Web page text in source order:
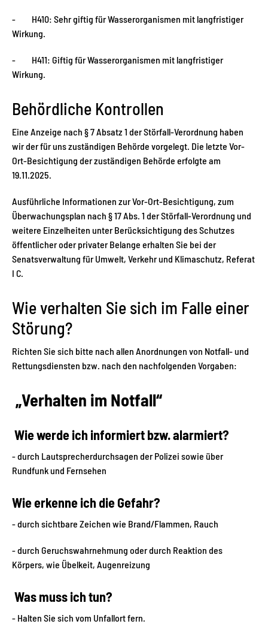
- H410: Sehr giftig für Wasserorganismen mit langfristiger
Wirkung.
- H411: Giftig für Wasserorganismen mit langfristiger
Wirkung.
Behördliche Kontrollen
Eine Anzeige nach § 7 Absatz 1 der Störfall-Verordnung haben
wir der für uns zuständigen Behörde vorgelegt. Die letzte Vor-
Ort-Besichtigung der zuständigen Behörde erfolgte am
19.11.2025.
Ausführliche Informationen zur Vor-Ort-Besichtigung, zum
Überwachungsplan nach § 17 Abs. 1 der Störfall-Verordnung und
weitere Einzelheiten unter Berücksichtigung des Schutzes
öffentlicher oder privater Belange erhalten Sie bei der
Senatsverwaltung für Umwelt, Verkehr und Klimaschutz, Referat
I C.
Wie verhalten Sie sich im Falle einer
Störung?
Richten Sie sich bitte nach allen Anordnungen von Notfall- und
Rettungsdiensten bzw. nach den nachfolgenden Vorgaben:
„Verhalten im Notfall“
Wie werde ich informiert bzw. alarmiert?
- durch Lautsprecherdurchsagen der Polizei sowie über
Rundfunk und Fernsehen
Wie erkenne ich die Gefahr?
- durch sichtbare Zeichen wie Brand/Flammen, Rauch
- durch Geruchswahrnehmung oder durch Reaktion des
Körpers, wie Übelkeit, Augenreizung
Was muss ich tun?
- Halten Sie sich vom Unfallort fern.